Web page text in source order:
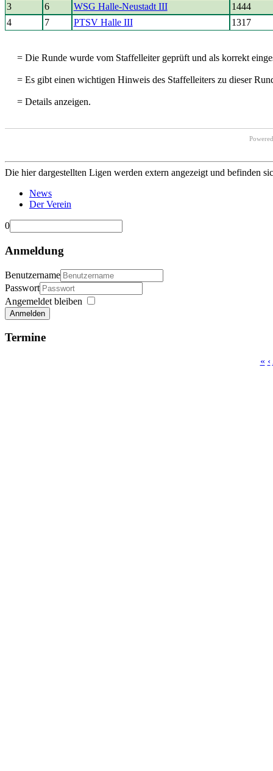
3
6 WSG Halle-Neustadt III
1444
4
7 PTSV Halle III 1317
= Die Runde wurde vom Staffelleiter geprüft und als korrekt
= Es gibt einen wichtigen Hinweis des Staffelleiters zu dieser
= Details anzeigen.
Die hier dargestellten Ligen werden extern angezeigt und befinden
News
Der Verein
0
Anmeldung
Benutzername
Passwort
Angemeldet bleiben
Anmelden
Termine
« ‹